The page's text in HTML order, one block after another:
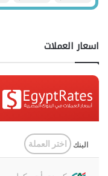
اسعار العملات